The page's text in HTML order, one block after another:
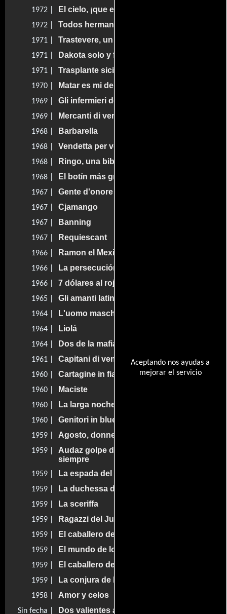
Aceptando nos ayudas a
mejorar el servicio
1972 | El cielo, ¡que espere!
1972 | Todos hermanos en el Oeste
1971 | Trastevere, un barrio romano
1971 | Dakota solo y fuera de la ley
1971 | Trasplante siciliano
1970 | Matar es mi destino
1969 | Gli infermieri della mutua
1969 | Mercanti di vergini
1968 | Barbarella
1968 | Vendetta per vendetta
1968 | Ringo, una biblia y una pistola
1968 | El botín más grande del mundo
1967 | Gente d'onore
1967 | Cjamango
1967 | Banning
1967 | Requiescant
1966 | Ramon el Mexicano
1966 | La persecución del zorro
1966 | 7 dólares al rojo
1965 | Gli amanti latini
1964 | L'uomo mascherato contro i pirati
1964 | Liolá
1964 | Dos de la mafia
1961 | Capitani di ventura
1960 | Cartagine in fiamme
1960 | Maciste
1960 | La larga noche del 43
1960 | Genitori in blue-jeans
1959 | Agosto, donne mie non vi conosco
1959 |
Audaz golpe de los desconocidos de
siempre
1959 | La espada del Sarraceno
1959 | La duchessa di Santa Lucia
1959 | La sceriffa
1959 | Ragazzi del Juke-Box
1959 | El caballero del diablo
1959 | El mundo de los milagros
1959 | El caballero desterrado
1959 | La conjura de los Borgia
1958 | Amor y celos
Sin fecha | Dos valientes a la fuerza